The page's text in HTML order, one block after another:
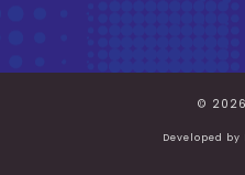
©
Developed by